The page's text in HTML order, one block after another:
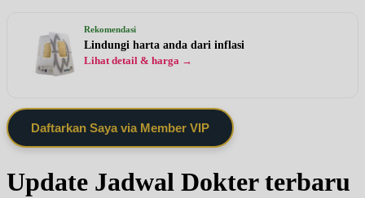
Rekomendasi
Lindungi harta anda dari inflasi
Lihat detail & harga →
Daftarkan Saya via Member VIP
Update Jadwal Dokter terbaru